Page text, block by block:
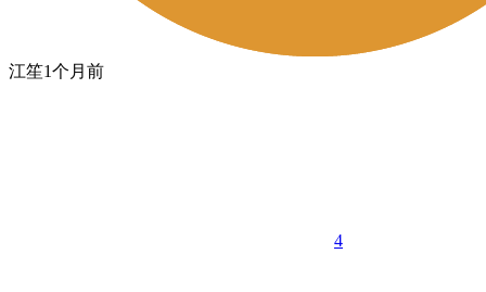
江笙1个月前
4